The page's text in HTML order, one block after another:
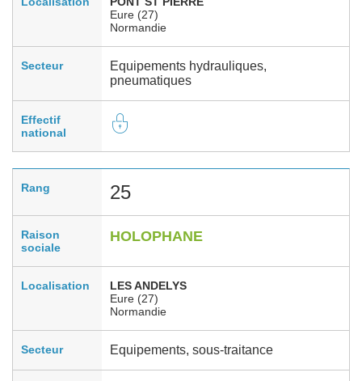
Eure (27)
Normandie
Secteur
Equipements hydrauliques,
pneumatiques
Effectif
national
Rang 25
Raison
sociale
HOLOPHANE
Localisation
LES ANDELYS
Eure (27)
Normandie
Secteur Equipements, sous-traitance